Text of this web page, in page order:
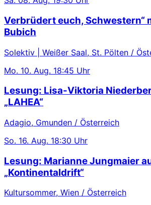
Verbrüdert euch, Schwestern“
Bubich
Solektiv | Weißer Saal, St. Pölten /
Mo. 10. Aug. 18:45 Uhr
Lesung: Lisa-Viktoria
„LAHEA“
Adagio, Gmunden / Österreich
So. 16. Aug. 18:30 Uhr
Lesung: Marianne Jungmaier
„Kontinentaldrift“
Kultursommer, Wien / Österreich